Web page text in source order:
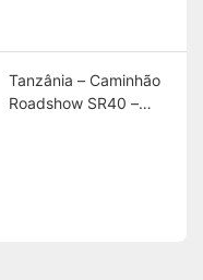
Tanzânia – Caminhão
Roadshow SR40 –